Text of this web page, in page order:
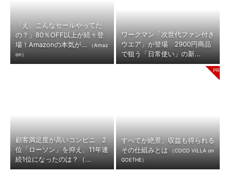
「え、こんなセールやってた
の？」80％OFF以上が続々登
場！Amazonの本気が...
（Amaz
on）
ワークマン「次世代ファン付き
ウエア」が登場 2900円商品
で狙う「日常使い」の新...
顧客満足度が高いコンビニ 2
位「ローソン」を抑え、11年連
続1位になったのは？（...
すべてが絶景、収益も得られる
その仕組みとは
（COCO VILLA on
GOETHE）